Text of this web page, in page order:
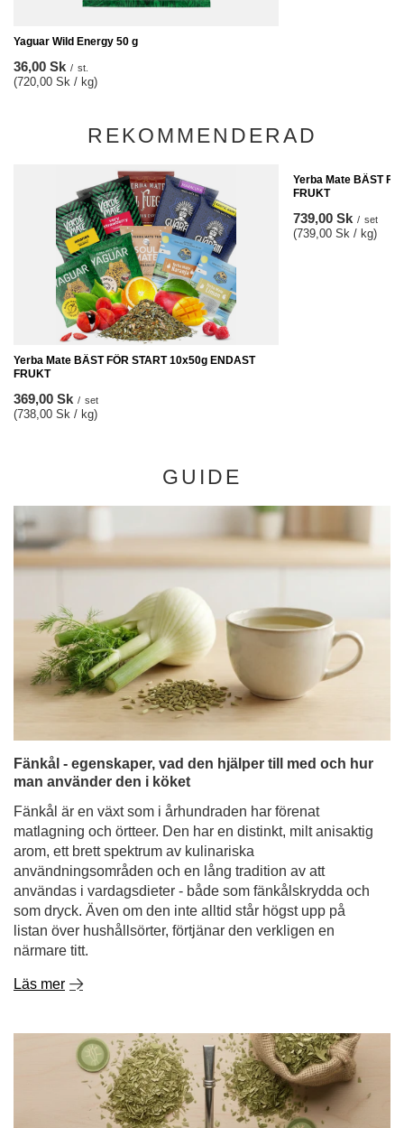
Yaguar Wild Energy 50 g
36,00 Sk / st.
(720,00 Sk / kg)
REKOMMENDERAD
Yerba Mate BÄST FÖR START 10x50g ENDAST
FRUKT
369,00 Sk / set
(738,00 Sk / kg)
Yerba Mate BÄST
FRUKT
739,00 Sk / set
(739,00 Sk / kg)
GUIDE
Fänkål - egenskaper, vad den hjälper till med och hur
man använder den i köket
Fänkål är en växt som i århundraden har förenat
matlagning och örtteer. Den har en distinkt, milt anisaktig
arom, ett brett spektrum av kulinariska
användningsområden och en lång tradition av att
användas i vardagsdieter - både som fänkålskrydda och
som dryck. Även om den inte alltid står högst upp på
listan över hushållsörter, förtjänar den verkligen en
närmare titt.
Läs mer